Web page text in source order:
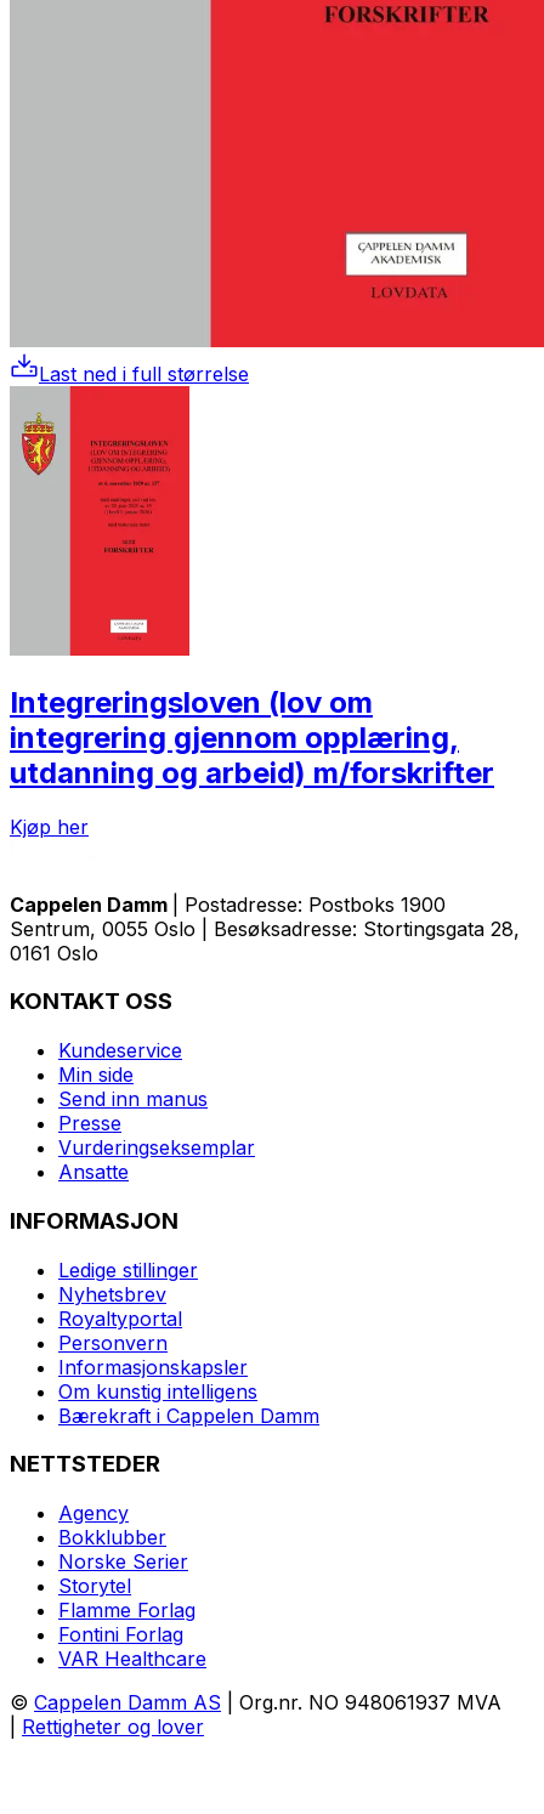
Last ned i full størrelse
Integreringsloven (lov om
integrering gjennom opplæring,
utdanning og arbeid) m/forskrifter
Kjøp her
Cappelen Damm
| Postadresse: Postboks 1900
Sentrum, 0055 Oslo | Besøksadresse: Stortingsgata 28,
0161 Oslo
KONTAKT OSS
Kundeservice
Min side
Send inn manus
Presse
Vurderingseksemplar
Ansatte
INFORMASJON
Ledige stillinger
Nyhetsbrev
Royaltyportal
Personvern
Informasjonskapsler
Om kunstig intelligens
Bærekraft i Cappelen Damm
NETTSTEDER
Agency
Bokklubber
Norske Serier
Storytel
Flamme Forlag
Fontini Forlag
VAR Healthcare
© Cappelen Damm AS | Org.nr. NO 948061937 MVA
Rettigheter og lover